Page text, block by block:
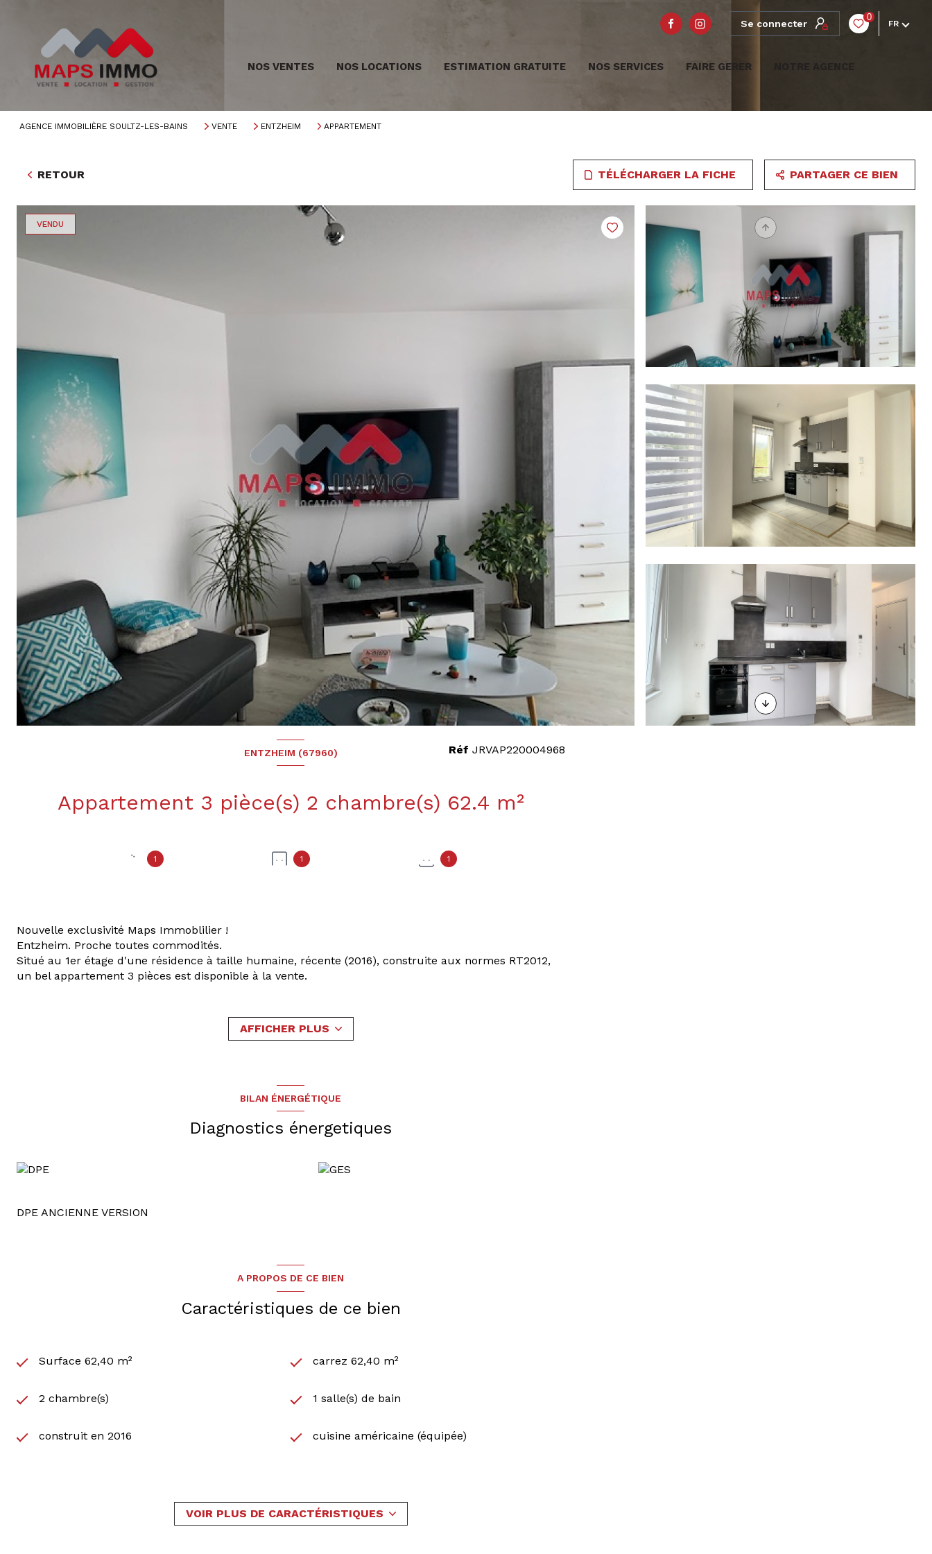
Se connecter
0
FR
NOS VENTES NOS LOCATIONS ESTIMATION GRATUITE NOS SERVICES FAIRE GERER
AGENCE IMMOBILIÈRE SOULTZ-LES-BAINS VENTE ENTZHEIM APPARTEMENT
RETOUR TÉLÉCHARGER LA FICHE PARTAGER CE BIEN
VENDU
ENTZHEIM (67960)
Appartement 3 pièce(s) 2 chambre(s) 62.4 m²
1 1 1
Réf JRVAP220004968
Nouvelle exclusivité Maps Immoblilier !
Entzheim. Proche toutes commodités.
Situé au 1er étage d'une résidence à taille humaine, récente (2016), construite aux normes RT2012,
un bel appartement 3 pièces est disponible à la vente.
Un couloir avec placards intégrés permets d'accéder à l'espace "nuit", composé des wc séparés, de 2
Les charges de copropriété sont faibles (1100 € annuel) et comprennent : les frais d'entretien, les
ordures ménagères, l'eau froide, le chauffage et eau chaude notamment.
AFFICHER PLUS
BILAN ÉNERGÉTIQUE
Diagnostics énergetiques
DPE ANCIENNE VERSION
A PROPOS DE CE BIEN
Caractéristiques de ce bien
Surface 62,40 m² carrez 62,40 m²
2 chambre(s) 1 salle(s) de bain
construit en 2016 cuisine américaine (équipée)
exposition Ouest
VOIR PLUS DE CARACTÉRISTIQUES